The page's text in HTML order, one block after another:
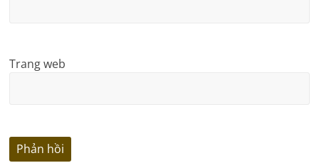
Trang web